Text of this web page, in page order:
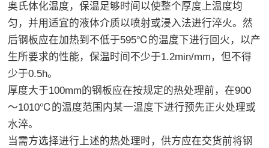
奥氏体化温度，保温足够时间以使整个厚度上温度均
匀，并用适宜的液体介质以喷射或浸入法进行淬火。然
后钢板应在加热到不低于595℃的温度下进行回火，以产
生所要求的性能，保温时间不少于1.2min/mm，但不得
少于0.5h。
厚度大于100mm的钢板应在按规定的热处理前，在900
～1010℃的温度范围内某一温度下进行预先正火处理或
水淬。
当需方选择进行上述的热处理时，供方应在交货前将钢